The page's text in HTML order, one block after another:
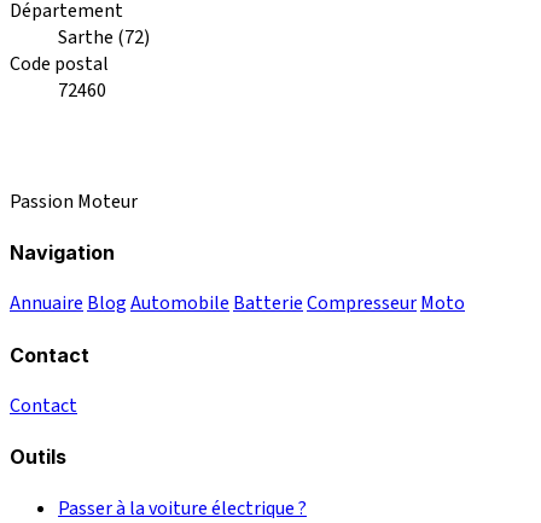
Département
Sarthe (72)
Code postal
72460
Passion Moteur
Navigation
AnnuaireBlogAutomobileBatterieCompresseurMoto
Contact
Contact
Outils
Passer à la voiture électrique ?